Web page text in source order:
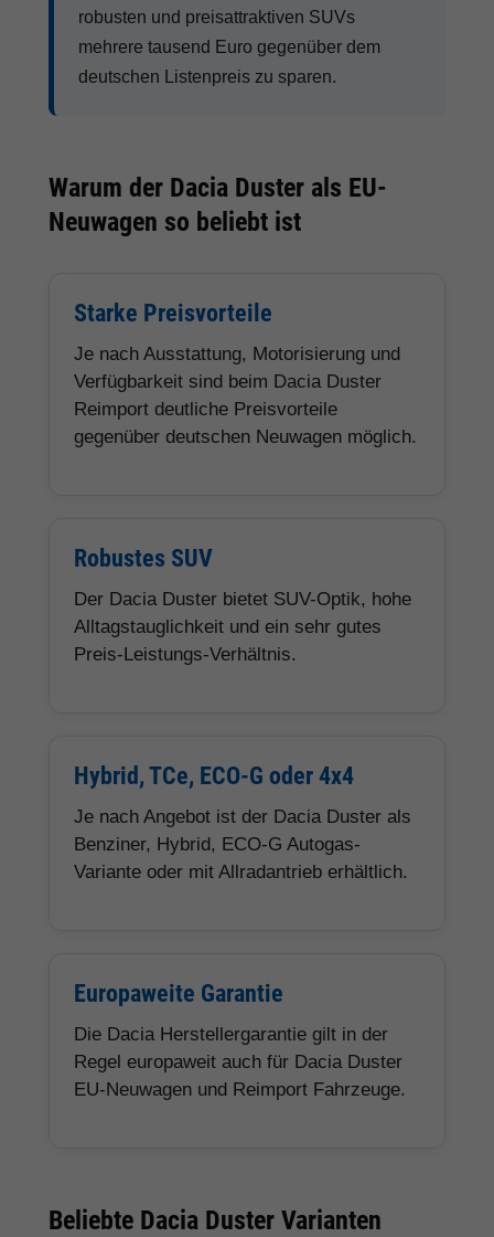
robusten und preisattraktiven SUVs
mehrere tausend Euro gegenüber dem
deutschen Listenpreis zu sparen.
Warum der Dacia Duster als EU-
Neuwagen so beliebt ist
Starke Preisvorteile
Je nach Ausstattung, Motorisierung und
Verfügbarkeit sind beim Dacia Duster
Reimport deutliche Preisvorteile
gegenüber deutschen Neuwagen möglich.
Robustes SUV
Der Dacia Duster bietet SUV-Optik, hohe
Alltagstauglichkeit und ein sehr gutes
Preis-Leistungs-Verhältnis.
Hybrid, TCe, ECO-G oder 4x4
Je nach Angebot ist der Dacia Duster als
Benziner, Hybrid, ECO-G Autogas-
Variante oder mit Allradantrieb erhältlich.
Europaweite Garantie
Die Dacia Herstellergarantie gilt in der
Regel europaweit auch für Dacia Duster
EU-Neuwagen und Reimport Fahrzeuge.
Beliebte Dacia Duster Varianten